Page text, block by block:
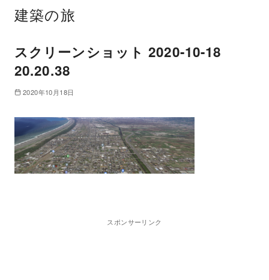
建築の旅
スクリーンショット 2020-10-18
20.20.38
2020年10月18日
スポンサーリンク